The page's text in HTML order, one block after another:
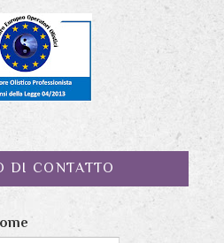
DI CONTATTO